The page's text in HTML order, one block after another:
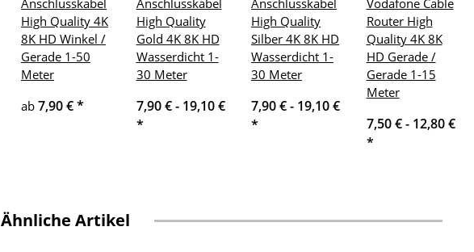
Anschlusskabel
High Quality 4K
8K HD Winkel /
Gerade 1-50
Meter
ab 7,90 €*
Anschlusskabel
High Quality
Gold 4K 8K HD
Wasserdicht 1-
30 Meter
7,90 € - 19,10 €
*
Anschlusskabel
High Quality
Silber 4K 8K HD
Wasserdicht 1-
30 Meter
7,90 € - 19,10 €
*
Vodafone Cable
Router High
Quality 4K 8K
HD Gerade /
Gerade 1-15
Meter
7,50 € - 12,80 €
*
Ähnliche Artikel